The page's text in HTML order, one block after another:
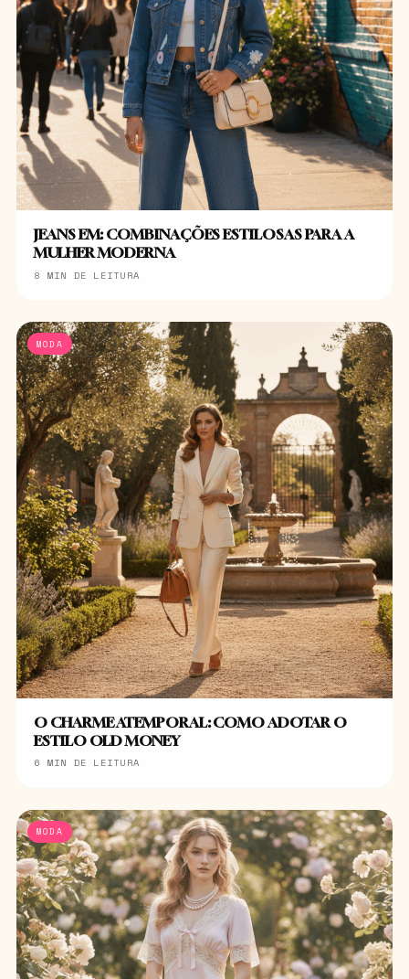
JEANS EM: COMBINAÇÕES ESTILOSAS PARA A
MULHER MODERNA
8 MIN DE LEITURA
MODA
O CHARME ATEMPORAL: COMO ADOTAR O
ESTILO OLD MONEY
6 MIN DE LEITURA
MODA